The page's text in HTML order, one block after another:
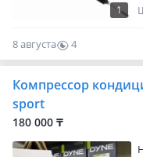
1
8 августа
4
0
Компрессор
sport
180 000 ₸